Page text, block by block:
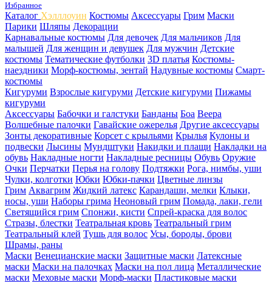
Избранное
Каталог Хэлллоуин Костюмы Аксессуары Грим Маски
Парики Шляпы Декорации
Карнавальные костюмы Для девочек Для мальчиков Для
малышей Для женщин и девушек Для мужчин Детские
костюмы Тематические футболки 3D платья Костюмы-
наездники Морф-костюмы, зентай Надувные костюмы Смарт-
костюмы
Кигуруми Взрослые кигуруми Детские кигуруми Пижамы
кигуруми
Аксессуары Бабочки и галстуки Банданы Боа Веера
Волшебные палочки Гавайские ожерелья Другие аксессуары
Зонты декоративные Корсет с крыльями Крылья Кулоны и
подвески Лысины Мундштуки Накидки и плащи Накладки на
обувь Накладные ногти Накладные ресницы Обувь Оружие
Очки Перчатки Перья на голову Подтяжки Рога, нимбы, уши
Чулки, колготки Юбки Юбки-пачки Цветные линзы
Грим Аквагрим Жидкий латекс Карандаши, мелки Клыки,
носы, уши Наборы грима Неоновый грим Помада, лаки, гели
Светящийся грим Спонжи, кисти Спрей-краска для волос
Стразы, блестки Театральная кровь Театральный грим
Театральный клей Тушь для волос Усы, бороды, брови
Шрамы, раны
Маски Венецианские маски Защитные маски Латексные
маски Маски на палочках Маски на пол лица Металлические
маски Меховые маски Морф-маски Пластиковые маски